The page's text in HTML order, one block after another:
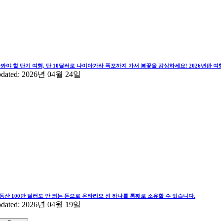
야 할 단기 여행, 단 10달러로 나이아가라 폭포까지 가서 봄꽃을 감상하세요! 2026년판 여
2026년 04월 24일
산 100만 달러도 안 되는 돈으로 온타리오 섬 하나를 통째로 소유할 수 있습니다.
2026년 04월 19일